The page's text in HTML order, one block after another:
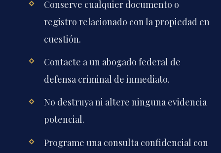
Conserve cualquier documento o
registro relacionado con la propiedad en
cuestión.
Contacte a un abogado federal de
defensa criminal de inmediato.
No destruya ni altere ninguna evidencia
potencial.
Programe una consulta confidencial con